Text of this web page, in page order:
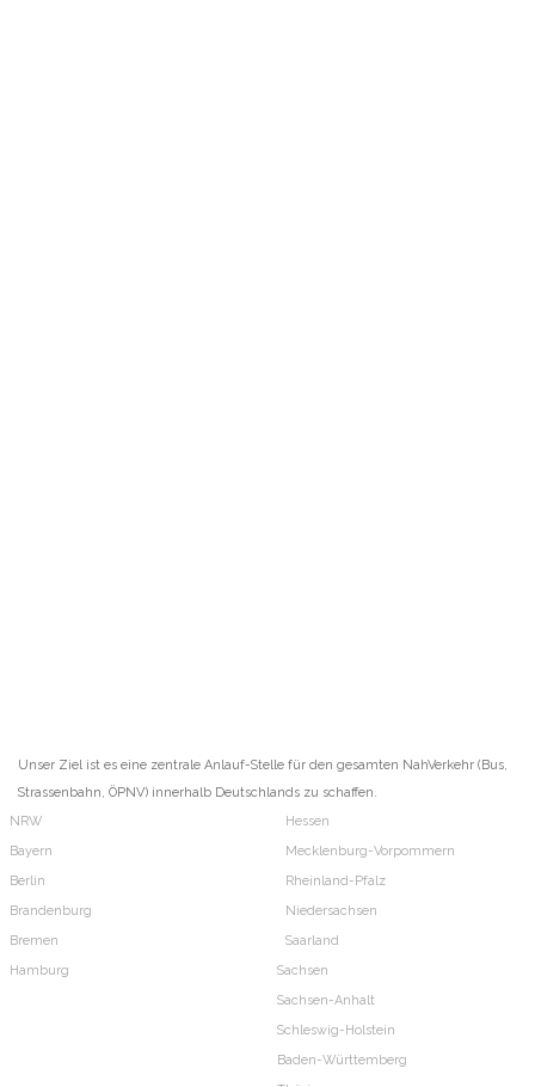
Unser Ziel ist es eine zentrale Anlauf-Stelle für den gesamten NahVerkehr (Bus,
Strassenbahn, ÖPNV) innerhalb Deutschlands zu schaffen.
NRW
Bayern
Berlin
Brandenburg
Bremen
Hamburg
Hessen
Mecklenburg-Vorpommern
Rheinland-Pfalz
Niedersachsen
Saarland
Sachsen
Sachsen-Anhalt
Schleswig-Holstein
Baden-Württemberg